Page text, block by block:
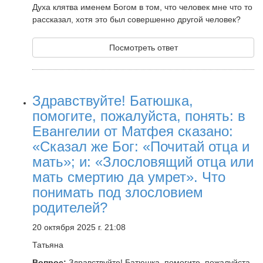
Духа клятва именем Богом в том, что человек мне что то
рассказал, хотя это был совершенно другой человек?
Посмотреть ответ
Здравствуйте! Батюшка,
помогите, пожалуйста, понять: в
Евангелии от Матфея сказано:
«Сказал же Бог: «Почитай отца и
мать»; и: «Злословящий отца или
мать смертию да умрет». Что
понимать под злословием
родителей?
20 октября 2025 г. 21:08
Татьяна